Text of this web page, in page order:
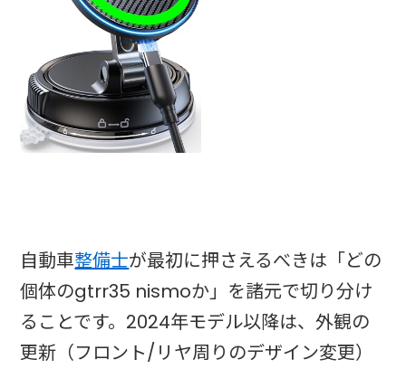
自動車整備士が最初に押さえるべきは「どの
個体のgtrr35 nismoか」を諸元で切り分け
ることです。2024年モデル以降は、外観の
更新（フロント/リヤ周りのデザイン変更）